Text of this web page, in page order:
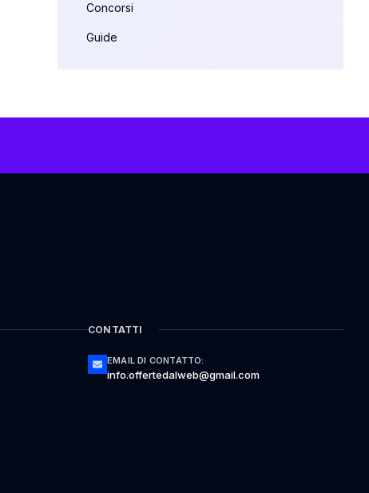
Concorsi
Guide
CONTATTI
EMAIL DI CONTATTO:
info.offertedalweb@gmail.com